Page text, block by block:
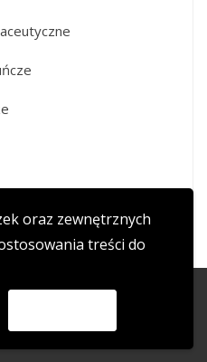
oraz zewnętrznych
treści do
wojciechkala.pl
by HashThemes